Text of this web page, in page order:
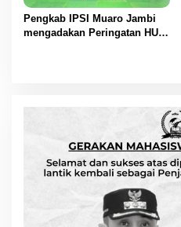
Pengkab IPSI Muaro Jambi
mengadakan Peringatan HUT